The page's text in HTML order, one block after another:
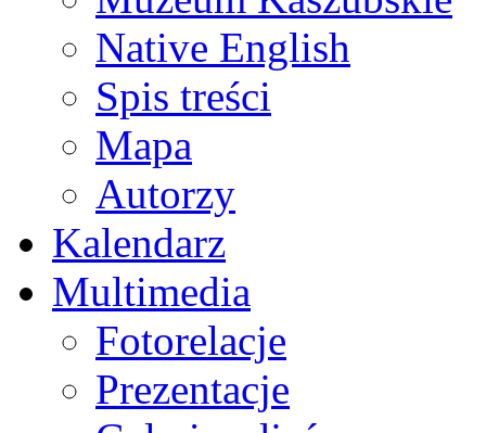
Native English
Spis treści
Mapa
Autorzy
Kalendarz
Multimedia
Fotorelacje
Prezentacje